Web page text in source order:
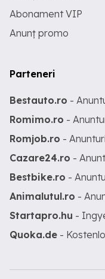
Abonament VIP
Anunț promo
Parteneri
Bestauto.ro -
Romimo.ro -
Romjob.ro -
Cazare24.ro -
Bestbike.ro -
Animalutul.ro -
Startapro.hu -
Quoka.de -